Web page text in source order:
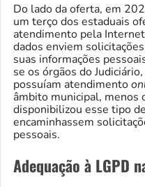
Do lado da oferta, em
um terço dos estaduais
atendimento pela
dados enviem
suas informações
se os órgãos do
possuíam atendimento
âmbito municipal, menos
disponibilizou esse tipo
encaminhassem
pessoais.
Adequação à LGPD